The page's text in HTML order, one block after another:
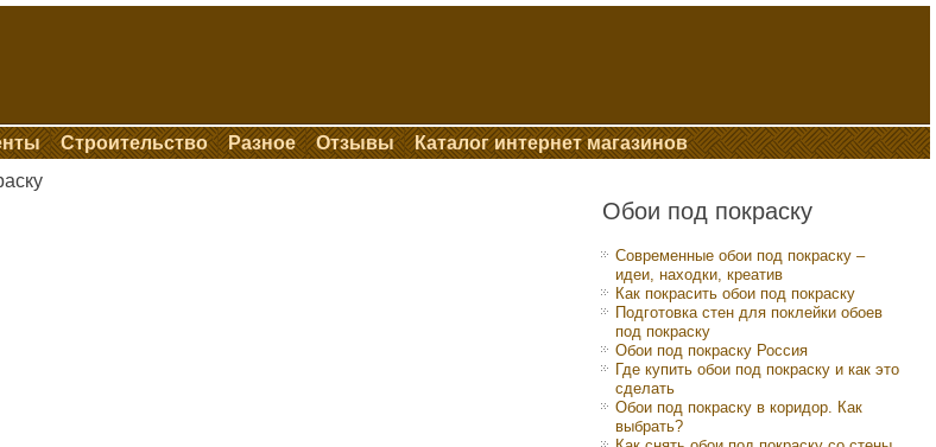
Строительство Разное Отзывы Каталог интернет магазинов
Обои под покраску
Современные обои под покраску –
идеи, находки, креатив
Как покрасить обои под покраску
Подготовка стен для поклейки обоев
под покраску
Обои под покраску Россия
Где купить обои под покраску и как это
сделать
Обои под покраску в коридор. Как
выбрать?